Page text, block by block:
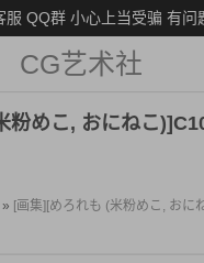
服 QQ群 小心上当受骗 有问
CG艺术社
粉めこ, おにねこ
» [画集][めろれも (米粉めこ, おに